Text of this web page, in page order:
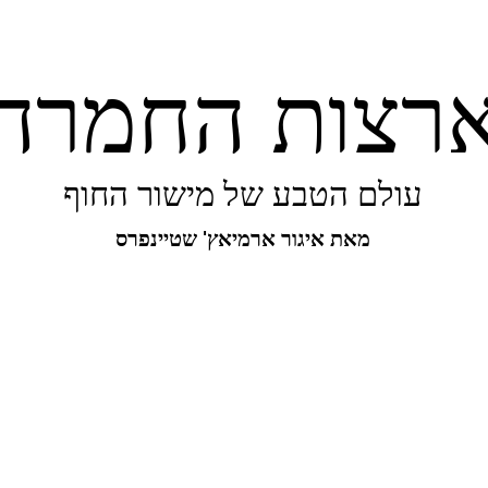
עולם הטבע של מישור החוף
מאת איגור ארמיאץ' שטיינפרס